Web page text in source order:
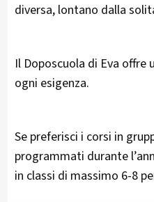
diversa, lontano dalla
Il Doposcuola di Eva offre
ogni esigenza.
Se preferisci i corsi in
programmati durante
in classi di massimo 6-8